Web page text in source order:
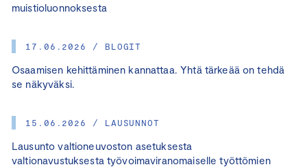
muistioluonnoksesta
17.06.2026 / BLOGIT
Osaamisen kehittäminen kannattaa. Yhtä tärkeää on tehdä
se näkyväksi.
15.06.2026 / LAUSUNNOT
Lausunto valtioneuvoston asetuksesta
valtionavustuksesta työvoimaviranomaiselle työttömien